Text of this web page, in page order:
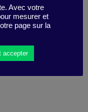
phone,
Avec votre
mesurer et
page sur la
accepter